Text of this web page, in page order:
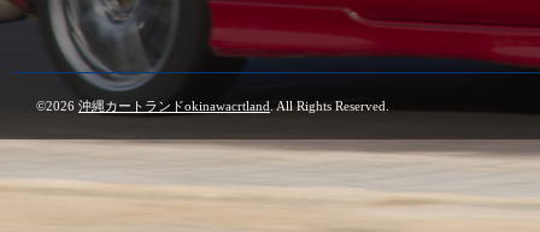
©2026 沖縄カートランドokinawacrtland . All Rights Reserved.